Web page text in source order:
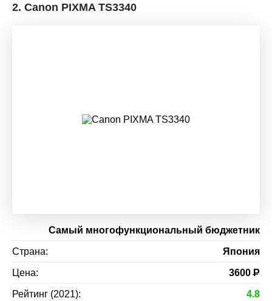
2. Canon PIXMA TS3340
Самый многофункциональный бюджетник
Страна: Япония
Цена: 3600Р
Рейтинг (2021): 4.8